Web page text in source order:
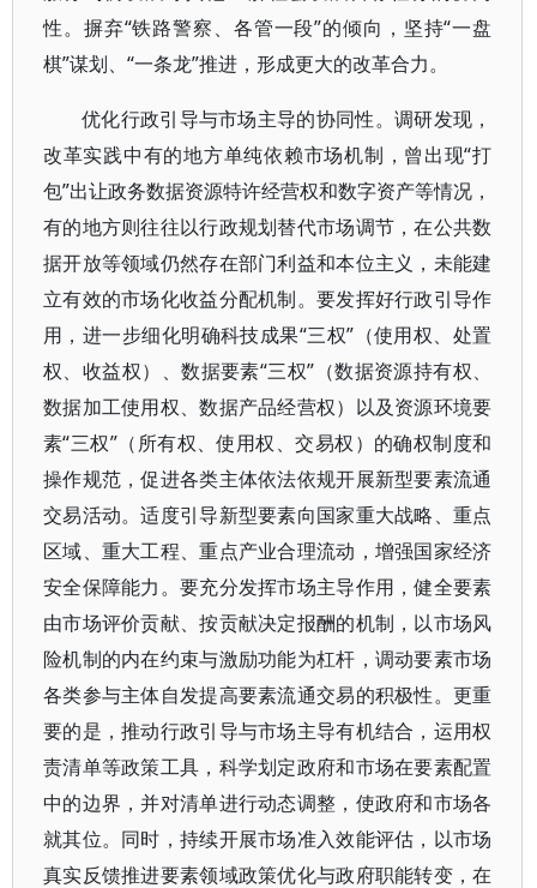
性。摒弃“铁路警察、各管一段”的倾向，坚持“一盘
棋”谋划、“一条龙”推进，形成更大的改革合力。
优化行政引导与市场主导的协同性。调研发现，
改革实践中有的地方单纯依赖市场机制，曾出现“打
包”出让政务数据资源特许经营权和数字资产等情况，
有的地方则往往以行政规划替代市场调节，在公共数
据开放等领域仍然存在部门利益和本位主义，未能建
立有效的市场化收益分配机制。要发挥好行政引导作
用，进一步细化明确科技成果“三权”（使用权、处置
权、收益权）、数据要素“三权”（数据资源持有权、
数据加工使用权、数据产品经营权）以及资源环境要
素“三权”（所有权、使用权、交易权）的确权制度和
操作规范，促进各类主体依法依规开展新型要素流通
交易活动。适度引导新型要素向国家重大战略、重点
区域、重大工程、重点产业合理流动，增强国家经济
安全保障能力。要充分发挥市场主导作用，健全要素
由市场评价贡献、按贡献决定报酬的机制，以市场风
险机制的内在约束与激励功能为杠杆，调动要素市场
各类参与主体自发提高要素流通交易的积极性。更重
要的是，推动行政引导与市场主导有机结合，运用权
责清单等政策工具，科学划定政府和市场在要素配置
中的边界，并对清单进行动态调整，使政府和市场各
就其位。同时，持续开展市场准入效能评估，以市场
真实反馈推进要素领域政策优化与政府职能转变，在